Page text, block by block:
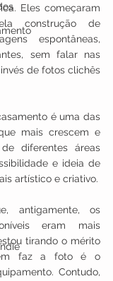
Eles começaram
construção de
espontâneas,
sem falar nas
de fotos clichês
é uma das
mais crescem e
diferentes áreas
e ideia de
artístico e criativo.
antigamente, os
eram mais
tirando o mérito
faz a foto é o
Contudo,